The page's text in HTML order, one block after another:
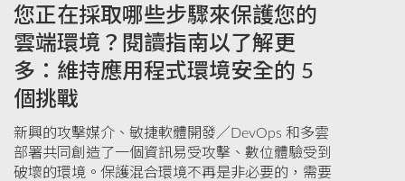
您正在採取哪些步驟來保護您的
雲端環境？閱讀指南以了解更
多：維持應用程式環境安全的 5
個挑戰
新興的攻擊媒介、敏捷軟體開發／DevOps 和多雲
部署共同創造了一個資訊易受攻擊、數位體驗受到
破壞的環境。保護混合環境不再是非必要的，需要